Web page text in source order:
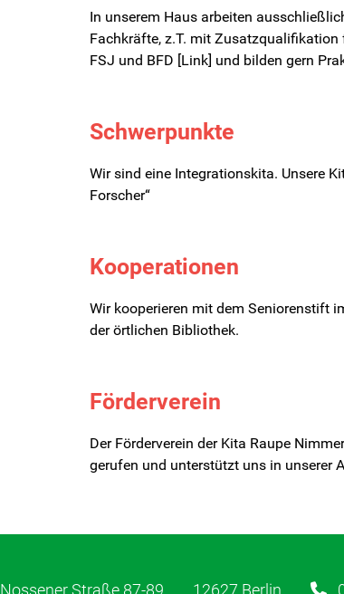
In unserem Haus arbeiten
Fachkräfte, z.T. mit
FSJ und BFD [Link] und bilden gern
Schwerpunkte
Wir sind eine Integrationskita. Unsere
Forscher“
Kooperationen
Wir kooperieren mit dem Seniorenstift
der örtlichen Bibliothek.
Förderverein
Der Förderverein der Kita Raupe
gerufen und unterstützt uns in unserer
Nossener Straße 87-89 12627 Berlin